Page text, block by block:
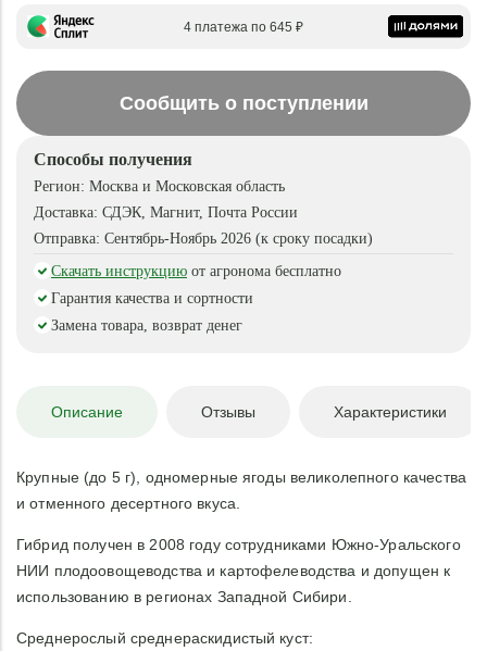
4 платежа по 645 ₽
Сообщить о поступлении
Способы получения
Регион: Москва и Московская область
Доставка: СДЭК, Магнит, Почта России
Отправка: Сентябрь-Ноябрь 2026 (к сроку посадки)
Скачать инструкцию от агронома бесплатно
Гарантия качества и сортности
Замена товара, возврат денег
Описание Отзывы Характеристики
Крупные (до 5 г), одномерные ягоды великолепного качества
и отменного десертного вкуса.
Гибрид получен в 2008 году сотрудниками Южно-Уральского
НИИ плодоовощеводства и картофелеводства и допущен к
использованию в регионах Западной Сибири.
Среднерослый среднераскидистый куст: